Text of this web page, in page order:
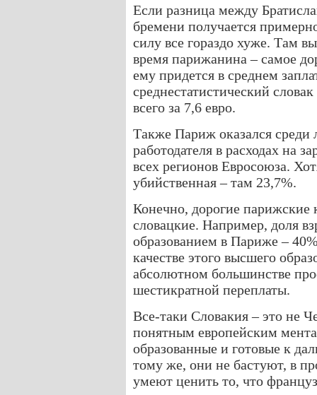
Если разница между
бремени получается
силу все гораздо хуже. Там
время парижанина – самое
ему придется в среднем
среднестатистический
всего за 7,6 евро.
Также Париж оказался среди
работодателя в расходах на
всех регионов Евросоюза.
убийственная – там 23,7%.
Конечно, дорогие парижские
словацкие. Например, доля
образованием в Париже –
качестве этого высшего
абсолютном большинстве
шестикратной переплаты.
Все-таки Словакия – это не
понятным европейским
образованные и готовые к
тому же, они не бастуют, в
умеют ценить то, что